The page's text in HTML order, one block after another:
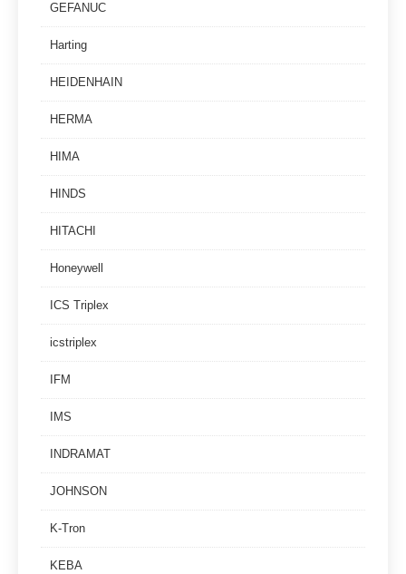
GEFANUC
Harting
HEIDENHAIN
HERMA
HIMA
HINDS
HITACHI
Honeywell
ICS Triplex
icstriplex
IFM
IMS
INDRAMAT
JOHNSON
K-Tron
KEBA